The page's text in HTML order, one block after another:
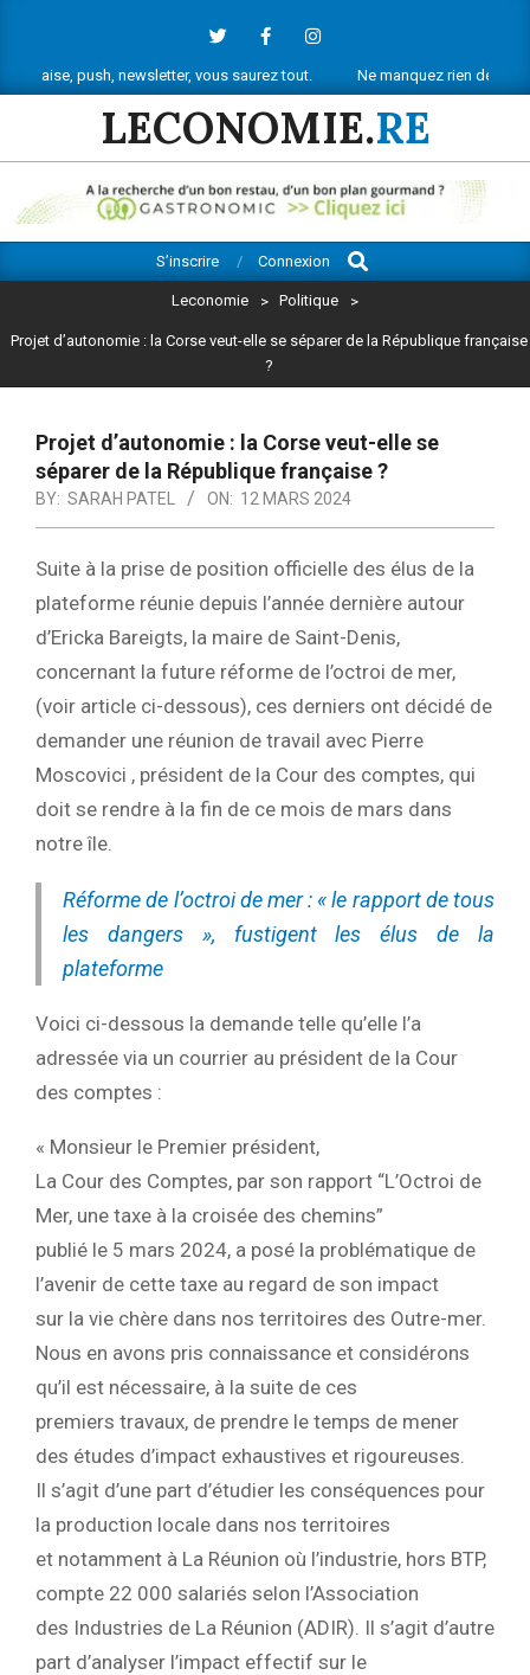
contentnewsletter, vous saurez tout. Ne manquez rien de l’actu
LECONOMIE.RE
Navigation
S’inscrire Connexion
Search
Leconomie > Politique >
Projet d’autonomie : la Corse veut-elle se séparer de la République française
?
Projet d’autonomie : la Corse veut-elle se
séparer de la République française ?
BY: SARAH PATEL ON: 12 MARS 2024
Suite à la prise de position officielle des élus de la
plateforme réunie depuis l’année dernière autour
d’Ericka Bareigts, la maire de Saint-Denis,
concernant la future réforme de l’octroi de mer,
(voir article ci-dessous), ces derniers ont décidé de
demander une réunion de travail avec Pierre
Moscovici , président de la Cour des comptes, qui
doit se rendre à la fin de ce mois de mars dans
notre île.
Réforme de l’octroi de mer : « le rapport de tous
les dangers », fustigent les élus de la
plateforme
Voici ci-dessous la demande telle qu’elle l’a
adressée via un courrier au président de la Cour
des comptes :
« Monsieur le Premier président,
La Cour des Comptes, par son rapport “L’Octroi de
Mer, une taxe à la croisée des chemins”
publié le 5 mars 2024, a posé la problématique de
l’avenir de cette taxe au regard de son impact
sur la vie chère dans nos territoires des Outre-mer.
Nous en avons pris connaissance et considérons
qu’il est nécessaire, à la suite de ces
premiers travaux, de prendre le temps de mener
des études d’impact exhaustives et rigoureuses.
Il s’agit d’une part d’étudier les conséquences pour
la production locale dans nos territoires
et notamment à La Réunion où l’industrie, hors BTP,
compte 22 000 salariés selon l’Association
des Industries de La Réunion (ADIR). Il s’agit d’autre
part d’analyser l’impact effectif sur le